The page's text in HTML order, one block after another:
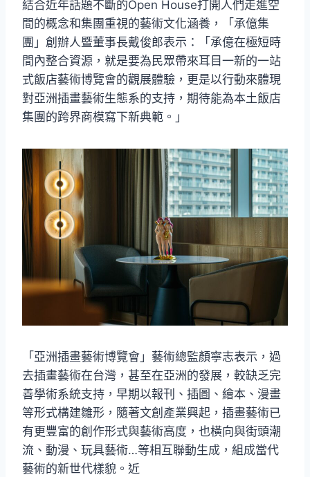
結合近年話題不斷的Open House打開人們走進空
間的概念和集團重視的藝術文化涵養，「承億集
團」創辦人暨董事長戴俊郎表示：「承億在極短時
間內整合資源，就是要為民眾帶來耳目一新的一站
式飯店藝術博覽會的觀展體驗，更是以行動來體現
對亞洲插畫藝術生態系的支持，期待能為本土飯店
集團的跨界商模寫下新典範。」
「亞洲插畫藝術博覽會」藝術總監顏寧志表示，過
去插畫藝術在台灣，甚至在亞洲的發展，較缺乏完
善學術系統支持，早期以報刊、插圖、繪本、漫畫
等形式構建雛形，隨著文創產業興起，插畫藝術已
有更豐富的創作形式與藝術高度，也橫向與街頭潮
流、動漫、玩具藝術…等相互聯動生成，組成當代
藝術的新世代樣貌。近